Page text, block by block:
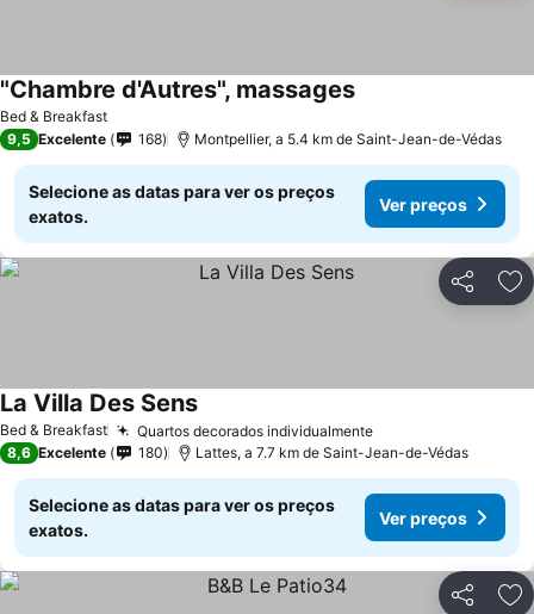
Bed & Breakfast
"Chambre d'Autres", massages
9,5 Excelente 168 Montpellier, a 5.4 km de Saint-Jean-de-Védas
Selecione as datas para ver os preços
exatos.
Ver preços
Partilhar
Bed & Breakfast Quartos decorados individualmente
La Villa Des Sens
8,6 Excelente 180 Lattes, a 7.7 km de Saint-Jean-de-Védas
Selecione as datas para ver os preços
exatos.
Ver preços
Partilhar